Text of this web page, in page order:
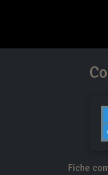
Fiche